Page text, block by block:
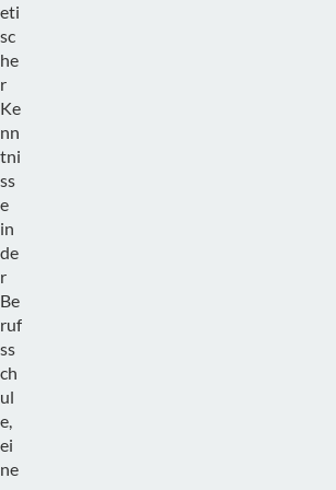
eti
sc
he
r
Ke
nn
tni
ss
e
in
de
r
Be
ruf
ss
ch
ul
e,
ei
ne